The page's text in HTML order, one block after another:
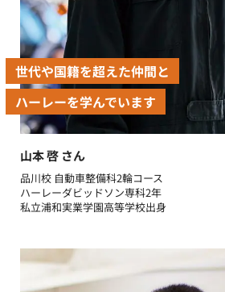
世代や国籍を超えた仲間と
ハーレーを学んでいます
山本 啓 さん
品川校 自動車整備科2輪コース
ハーレーダビッドソン専科2年
私立浦和実業学園高等学校出身